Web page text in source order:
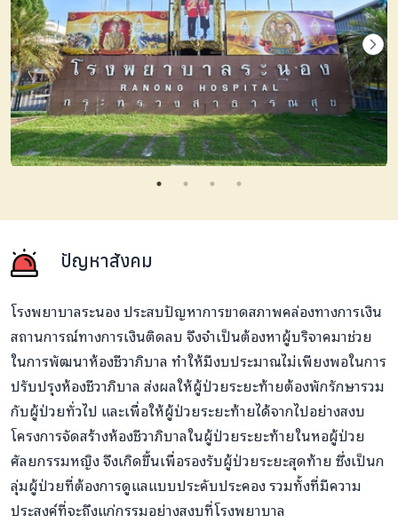
ปัญหาสังคม
โรงพยาบาลระนอง ประสบปัญหาการขาดสภาพคล่องทางการเงิน
สถานการณ์ทางการเงินติดลบ จึงจำเป็นต้องหาผู้บริจาคมาช่วย
ในการพัฒนาห้องชีวาภิบาลทำให้มีงบประมาณไม่เพียงพอในการ
ปรับปรุงห้องชีวาภิบาล ส่งผลให้ผู้ป่วยระยะท้ายต้องพักรักษารวม
กับผู้ป่วยทั่วไป และเพื่อให้ผู้ป่วยระยะท้ายได้จากไปอย่างสงบ
โครงการจัดสร้างห้องชีวาภิบาลในผู้ป่วยระยะท้ายในหอผู้ป่วย
ศัลยกรรมหญิง จึงเกิดขึ้นเพื่อรองรับผู้ป่วยระยะสุดท้าย ซึ่งเป็นก
ลุ่มผู้ป่วยที่ต้องการดูแลแบบประคับประคอง รวมทั้งที่มีความ
ประสงค์ที่จะถึงแก่กรรมอย่างสงบที่โรงพยาบาล